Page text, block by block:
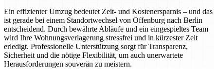
Ein effizienter Umzug bedeutet Zeit- und Kostenersparnis – und das
ist gerade bei einem Standortwechsel von Offenburg nach Berlin
entscheidend. Durch bewährte Abläufe und ein eingespieltes Team
wird Ihre Wohnungsverlagerung stressfrei und in kürzester Zeit
erledigt. Professionelle Unterstützung sorgt für Transparenz,
Sicherheit und die nötige Flexibilität, um auch unerwartete
Herausforderungen souverän zu meistern.